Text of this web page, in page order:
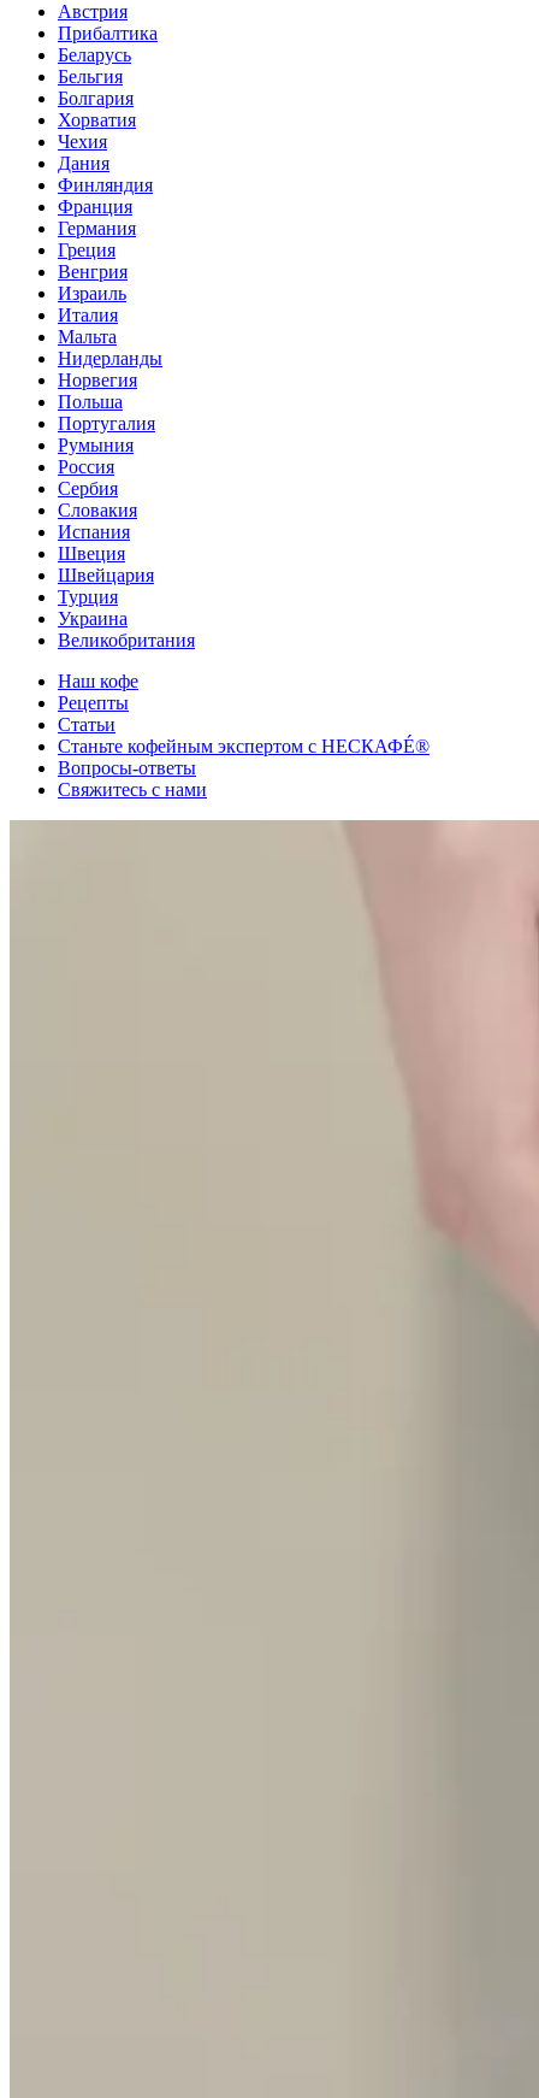
Австрия
Прибалтика
Беларусь
Бельгия
Болгария
Хорватия
Чехия
Дания
Финляндия
Франция
Германия
Греция
Венгрия
Израиль
Италия
Мальта
Нидерланды
Норвегия
Польша
Португалия
Румыния
Россия
Сербия
Словакия
Испания
Швеция
Швейцария
Турция
Украина
Великобритания
Наш кофе
Рецепты
Cтатьи
Станьте кофейным экспертом с НЕСКАФÉ®
Вопросы-ответы
Свяжитесь с нами